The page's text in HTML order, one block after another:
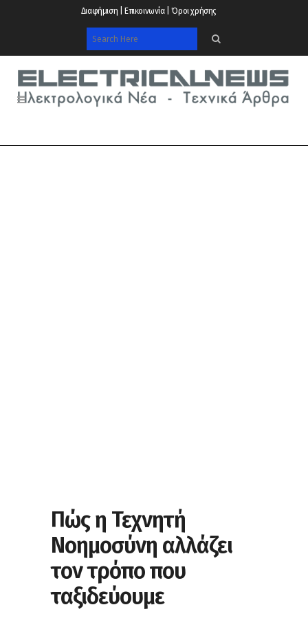
Διαφήμιση | Επικοινωνία | Όροι χρήσης
Πώς η Τεχνητή
Νοημοσύνη αλλάζει
τον τρόπο που
ταξιδεύουμε